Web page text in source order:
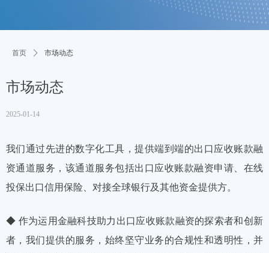
首页 ꄲ 市场动态
市场动态
2025-01-14
我们通过先进的数字化工具，提供端到端的出口应收账款融
资通道服务，该通道服务包括出口应收账款融资申请、在线
投保出口信用保险、对接全球银行及其他资金提供方。
◆ 作为运用金融科技助力出口应收账款融资的探索者和创新
者，我们提供的服务，始终坚守业务的合规性和透明性，并